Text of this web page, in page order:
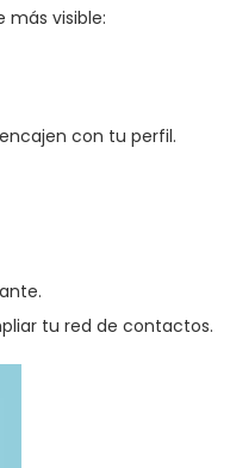
visible:
con tu perfil.
tu red de contactos.